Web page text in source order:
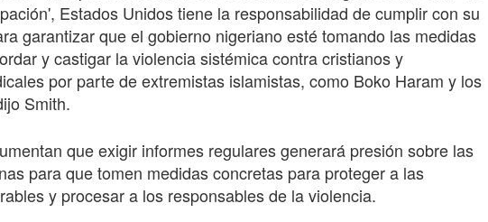
Estados Unidos tiene la responsabilidad de cumplir con su
garantizar que el gobierno nigeriano esté tomando las medidas
y castigar la violencia sistémica contra cristianos y
por parte de extremistas islamistas, como Boko Haram y los
Smith.
que exigir informes regulares generará presión sobre las
para que tomen medidas concretas para proteger a las
y procesar a los responsables de la violencia.